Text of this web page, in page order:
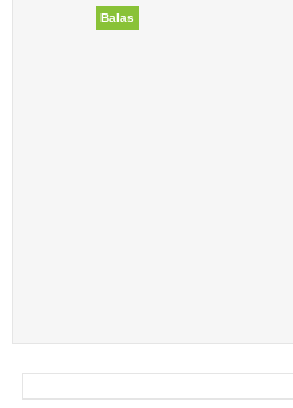
Balas